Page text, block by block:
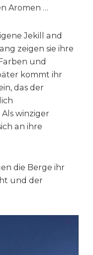
Aromen …
Jekill and
zeigen sie ihre
und
kommt ihr
das der
winziger
an ihre
die Berge ihr
und der